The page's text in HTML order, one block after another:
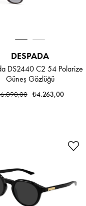
DESPADA
DS2440 C2 54 Polarize
Güneş Gözlüğü
₺4.263,00